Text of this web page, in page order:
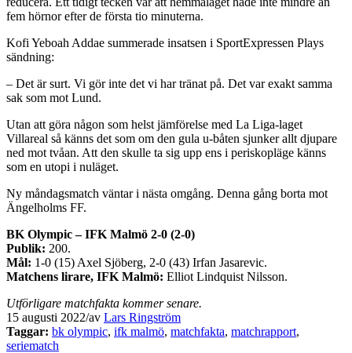
fem hörnor efter de första tio minuterna.
Kofi Yeboah Addae summerade insatsen i SportExpressen Plays
sändning:
– Det är surt. Vi gör inte det vi har tränat på. Det var exakt samma
sak som mot Lund.
Utan att göra någon som helst jämförelse med La Liga-laget
Villareal så känns det som om den gula u-båten sjunker allt djupare
ned mot tvåan. Att den skulle ta sig upp ens i periskopläge känns
som en utopi i nuläget.
Ny måndagsmatch väntar i nästa omgång. Denna gång borta mot
Ängelholms FF.
BK Olympic – IFK Malmö 2-0 (2-0)
Publik: 200.
Mål: 1-0 (15) Axel Sjöberg, 2-0 (43) Irfan Jasarevic.
Matchens lirare, IFK Malmö: Elliot Lindquist Nilsson.
Utförligare matchfakta kommer senare.
15 augusti 2022/av Lars Ringström
Taggar: bk olympic, ifk malmö, matchfakta, matchrapport,
seriematch